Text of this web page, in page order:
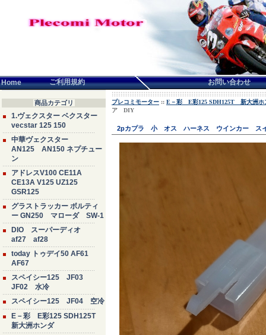
Home ご利用規約 お問い合わせ
商品カテゴリ
1.ヴェクスター ベクスター
vecstar 125 150
中華ヴェクスター
AN125 AN150 ネプチュー
ン
アドレスV100 CE11A
CE13A V125 UZ125
GSR125
グラストラッカー ボルティ
ー GN250 マローダ SW-1
DIO スーパーディオ
af27 af28
today トゥデイ50 AF61
AF67
スペイシー125 JF03
JF02 水冷
スペイシー125 JF04 空冷
E－彩 E彩125 SDH125T
新大洲ホンダ
プレコミモーター :: E－彩 E彩125 SDH125T 新大洲
ア DIY
2pカプラ 小 オス ハーネス ウインカー ス